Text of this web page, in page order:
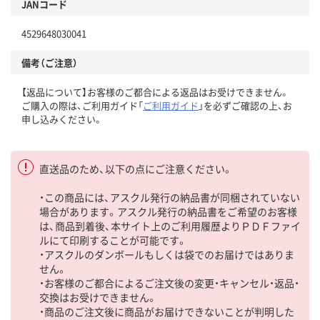
JANコード
4529648030041
備考（ご注意）
【返品について】お客様のご都合による返品はお受けできません。
ご購入の際は、ご利用ガイド「ご利用ガイド 」を必ずご確認の上、お
申し込みください。
直送品のため、以下の点にご注意ください。
・この商品には、アスクル発行の納品書が同梱されていない
場合があります。アスクル発行の納品書をご希望のお客様
は、商品到着後、本サイト上のご利用履歴よりＰＤＦファイ
ルにて印刷することが可能です。
・アスクルのダンボールもしくは袋でのお届けではありま
せん。
・お客様のご都合によるご注文後の変更・キャンセル・返品・
交換はお受けできません。
・商品のご注文後に商品がお届けできないことが判明した